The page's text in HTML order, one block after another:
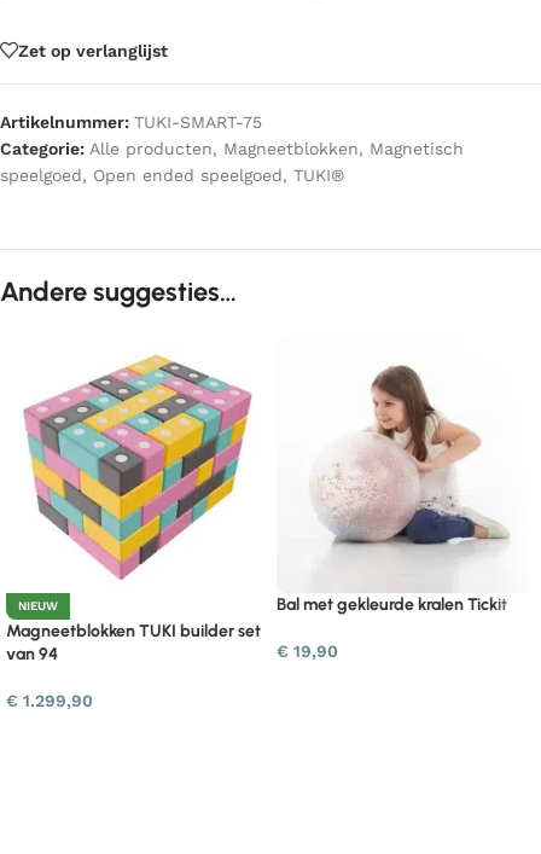
Zet op verlanglijst
Artikelnummer: TUKI-SMART-75
Categorie: Alle producten, Magneetblokken, Magnetisch
speelgoed, Open ended speelgoed, TUKI®
Andere suggesties…
NIEUW
Magneetblokken TUKI builder set
van 94
€ 1.299,90
Bal met gekleurde kralen Tickit
€ 19,90